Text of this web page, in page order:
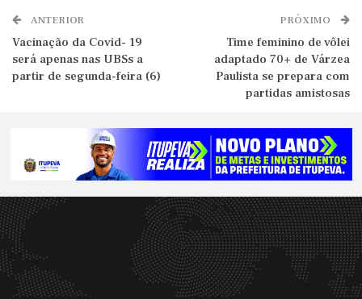
ANTERIOR
Vacinação da Covid- 19
será apenas nas UBSs a
partir de segunda-feira (6)
PRÓXIMO
Time feminino de vôlei
adaptado 70+ de Várzea
Paulista se prepara com
partidas amistosas